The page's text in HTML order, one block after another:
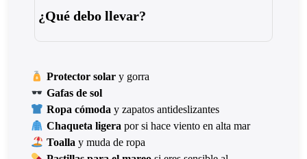
¿Qué debo llevar?
Protector solary gorra
Gafas de sol
Ropa cómoday zapatos antideslizantes
Chaqueta ligerapor si hace viento en alta mar
Toallay muda de ropa